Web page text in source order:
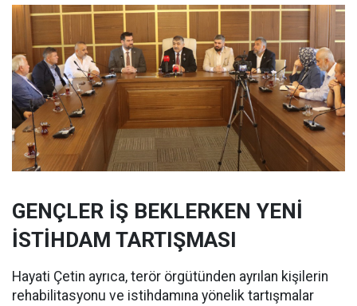
GENÇLER İŞ BEKLERKEN YENİ
İSTİHDAM TARTIŞMASI
Hayati Çetin ayrıca, terör örgütünden ayrılan kişilerin
rehabilitasyonu ve istihdamına yönelik tartışmalar